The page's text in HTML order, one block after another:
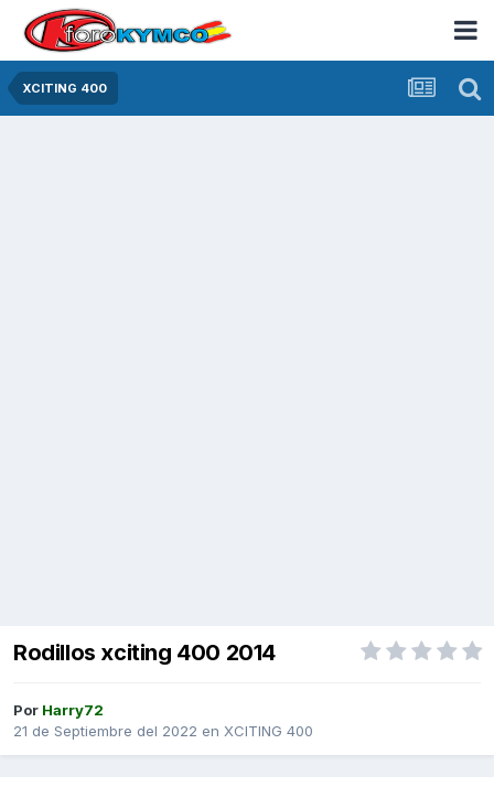
XCITING 400
Rodillos xciting 400 2014
Por Harry72
21 de Septiembre del 2022 en XCITING 400